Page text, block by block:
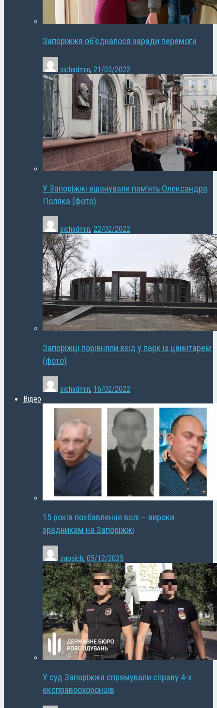
Запоріжжя об’єдналося заради перемоги
sichadmin, 21/03/2022
У Запоріжжі вшанували пам’ять Олександра
Поляка (фото)
sichadmin, 22/02/2022
Запоріжці порівняли вхід у парк із цвинтарем
(фото)
sichadmin, 16/02/2022
Відео
15 років позбавлення волі – вироки
зрадникам на Запоріжжі
zapsich, 05/12/2025
У суд Запоріжжя спрямували справу 4-х
експравоохоронців